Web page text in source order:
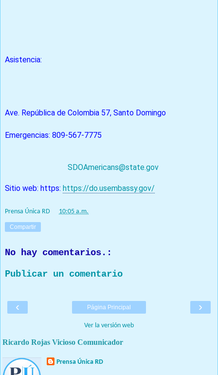
Asistencia:
Ave. República de Colombia 57, Santo Domingo
Emergencias: 809-567-7775
SDOAmericans@state.gov
Sitio web: https: https://do.usembassy.gov/
Prensa Única RD 10:05 a.m.
Compartir
No hay comentarios.:
Publicar un comentario
‹ ›
Página Principal
Ver la versión web
Ricardo Rojas Vicioso Comunicador
Prensa Única RD